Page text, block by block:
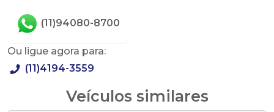
(11)94080-8700
Ou ligue agora para:
(11)4194-3559
Veículos similares